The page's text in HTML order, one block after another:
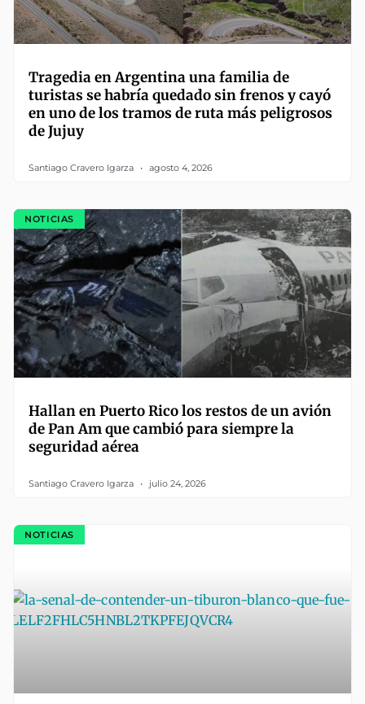
Tragedia en Argentina una familia de
turistas se habría quedado sin frenos y cayó
en uno de los tramos de ruta más peligrosos
de Jujuy
Santiago Cravero Igarza agosto 4, 2026
NOTICIAS
Hallan en Puerto Rico los restos de un avión
de Pan Am que cambió para siempre la
seguridad aérea
Santiago Cravero Igarza julio 24, 2026
NOTICIAS